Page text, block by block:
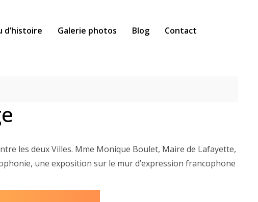
d’histoire Galerie photos Blog Contact
les deux Villes. Mme Monique Boulet, Maire de Lafayette,
une exposition sur le mur d’expression francophone